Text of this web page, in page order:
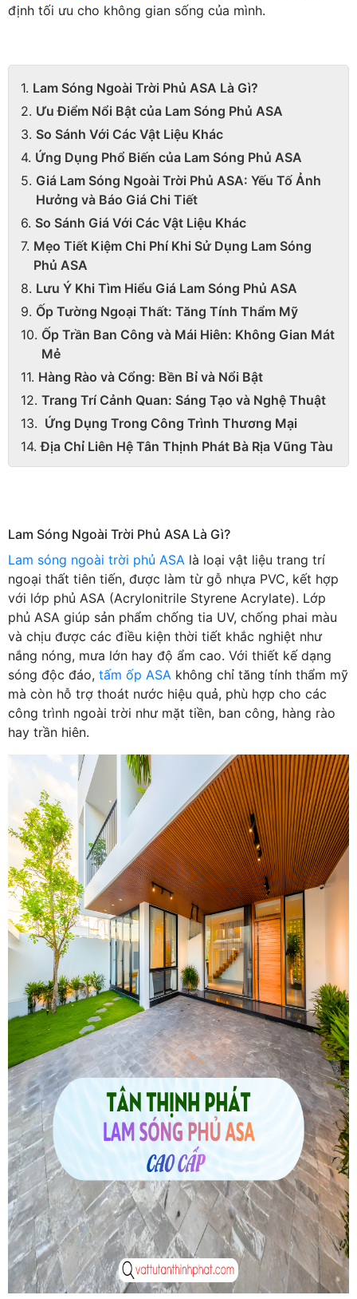
định tối ưu cho không gian sống của mình.
Lam Sóng Ngoài Trời Phủ ASA Là Gì?
Ưu Điểm Nổi Bật của Lam Sóng Phủ ASA
So Sánh Với Các Vật Liệu Khác
Ứng Dụng Phổ Biến của Lam Sóng Phủ ASA
Giá Lam Sóng Ngoài Trời Phủ ASA: Yếu Tố Ảnh
Hưởng và Báo Giá Chi Tiết
So Sánh Giá Với Các Vật Liệu Khác
Mẹo Tiết Kiệm Chi Phí Khi Sử Dụng Lam Sóng
Phủ ASA
Lưu Ý Khi Tìm Hiểu Giá Lam Sóng Phủ ASA
Ốp Tường Ngoại Thất: Tăng Tính Thẩm Mỹ
Ốp Trần Ban Công và Mái Hiên: Không Gian Mát
Mẻ
Hàng Rào và Cổng: Bền Bỉ và Nổi Bật
Trang Trí Cảnh Quan: Sáng Tạo và Nghệ Thuật
Ứng Dụng Trong Công Trình Thương Mại
Địa Chỉ Liên Hệ Tân Thịnh Phát Bà Rịa Vũng Tàu
Lam Sóng Ngoài Trời Phủ ASA Là Gì?
Lam sóng ngoài trời phủ ASA là loại vật liệu trang trí
ngoại thất tiên tiến, được làm từ gỗ nhựa PVC, kết hợp
với lớp phủ ASA (Acrylonitrile Styrene Acrylate). Lớp
phủ ASA giúp sản phẩm chống tia UV, chống phai màu
và chịu được các điều kiện thời tiết khắc nghiệt như
nắng nóng, mưa lớn hay độ ẩm cao. Với thiết kế dạng
sóng độc đáo, tấm ốp ASA không chỉ tăng tính thẩm mỹ
mà còn hỗ trợ thoát nước hiệu quả, phù hợp cho các
công trình ngoài trời như mặt tiền, ban công, hàng rào
hay trần hiên.